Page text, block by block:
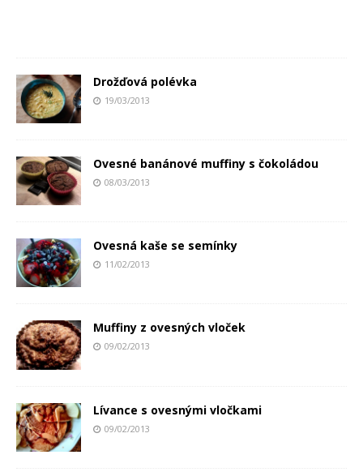
Drožďová polévka
19/03/2013
Ovesné banánové muffiny s čokoládou
08/03/2013
Ovesná kaše se semínky
11/02/2013
Muffiny z ovesných vloček
09/02/2013
Lívance s ovesnými vločkami
09/02/2013